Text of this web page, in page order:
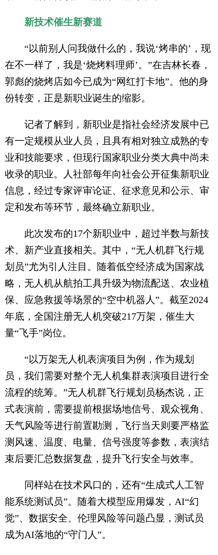
新技术催生新赛道
“以前别人问我做什么的，我说‘烤串的’，现
在不一样了，我是‘烧烤料理师’。”在吉林长春，
郭彪的烧烤店如今已成为“网红打卡地”。他的身
份转变，正是新职业诞生的缩影。
记者了解到，新职业是指社会经济发展中已
有一定规模从业人员，且具有相对独立成熟的专
业和技能要求，但现行国家职业分类大典中尚未
收录的职业。人社部每年向社会公开征集新职业
信息，经过专家评审论证、征求意见和公示、审
定和发布等环节，最终确立新职业。
此次发布的17个新职业中，超过半数与新技
术、新产业直接相关。其中，“无人机群飞行规
划员”尤为引人注目。随着低空经济成为国家战
略，无人机从航拍工具升级为物流配送、农业植
保、应急救援等场景的“空中机器人”。截至2024
年底，全国注册无人机突破217万架，催生大
量“飞手”岗位。
“以万架无人机表演项目为例，作为规划
员，我们需要对整个无人机集群表演项目进行全
流程的统筹。”无人机群飞行规划员杨杰说，正
式表演前，需要提前根据场地信号、观众视角、
天气风险等进行前置勘测，飞行当天则要严格监
测风速、温度、电量、信号强度等参数，表演结
束后要汇总数据复盘，提升飞行安全与效率。
同样站在技术风口的，还有“生成式人工智
能系统测试员”。随着大模型应用爆发，AI“幻
觉”、数据安全、伦理风险等问题凸显，测试员
成为AI落地的“守门人”。